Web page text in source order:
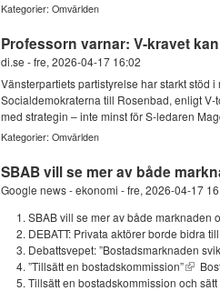
Kategorier: Omvärlden
Professorn varnar: V-kravet
di.se -fre, 2026-04-17 16:02
Vänsterpartiets partistyrelse har starkt stöd
Socialdemokraterna till Rosenbad, enligt
med strategin – inte minst för S-ledaren
Kategorier: Omvärlden
SBAB vill se mer av både
Google news - ekonomi -fre, 2026-04-17
SBAB vill se mer av både marknaden
DEBATT: Privata aktörer borde bidra
Debattsvepet: ”Bostadsmarknaden
”Tillsätt en bostadskommission”
Tillsätt en bostadskommission och